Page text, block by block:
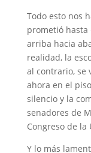
Todo esto nos
prometió
arriba hacia
realidad, la
al contrario, se
ahora en el
silencio y la
senadores de
Congreso de la
Y lo más